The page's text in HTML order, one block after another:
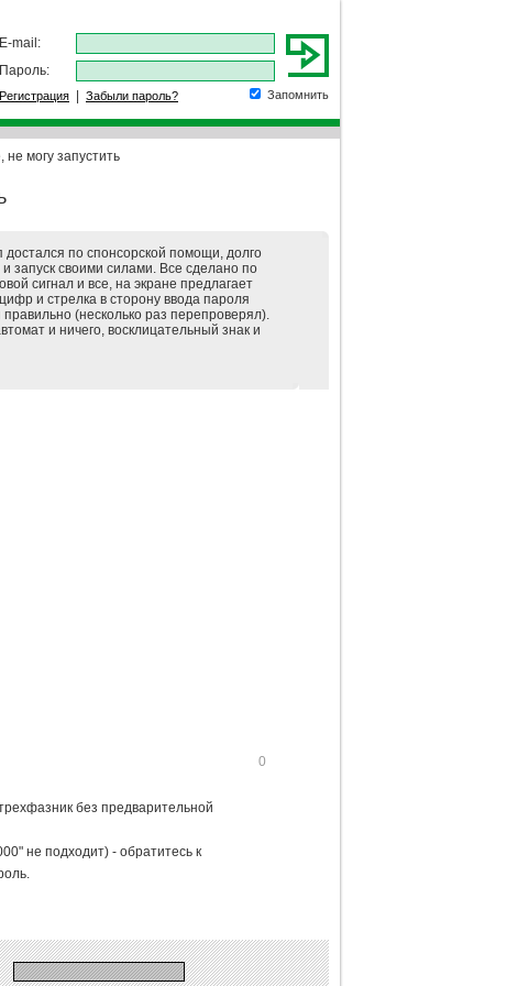
E-mail:
Пароль:
Запомнить
Регистрация Забыли пароль?
могу запустить
по спонсорской помощи, долго
запуск своими силами. Все сделано по
сигнал и все, на экране предлагает
и стрелка в сторону ввода пароля
(несколько раз перепроверял).
и ничего, восклицательный знак и
0
без предварительной
не подходит) - обратитесь к